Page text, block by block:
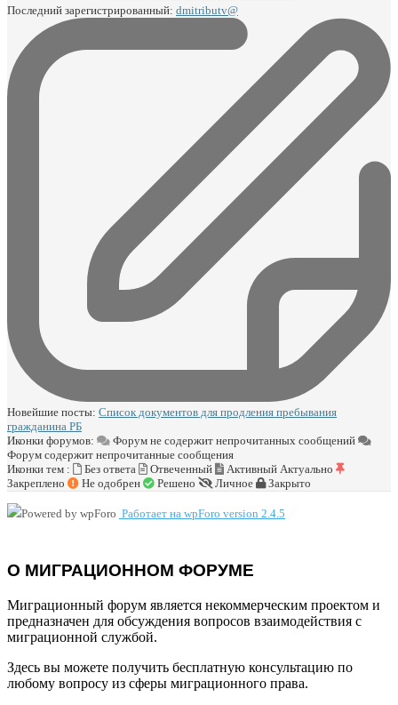
Последний зарегистрированный: dmitributv@
Новейшие посты: Список документов для продления пребывания
гражданина РБ
Иконки форумов:
Форум не содержит непрочитанных сообщений
Форум содержит непрочитанные сообщения
Иконки тем :
Без ответа Отвеченный Активный Актуально
Закреплено
Не одобрен Решено Личное Закрыто
Работает на wpForo version 2.4.5
О МИГРАЦИОННОМ ФОРУМЕ
Миграционный форум является некоммерческим проектом и
предназначен для обсуждения вопросов взаимодействия с
миграционной службой.
Здесь вы можете получить бесплатную консультацию по
любому вопросу из сферы миграционного права.